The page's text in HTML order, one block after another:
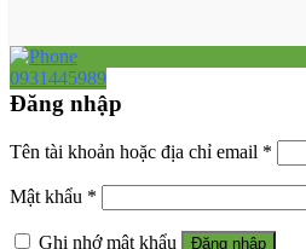
0931445989
Đăng nhập
Tên tài khoản hoặc địa chỉ email *
Mật khẩu *
Ghi nhớ mật khẩu Đăng nhập